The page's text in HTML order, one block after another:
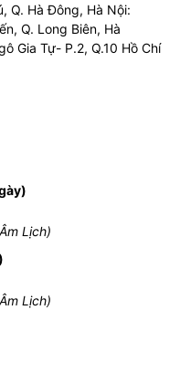
Q. Hà Đông, Hà Nội:
Q. Long Biên, Hà
Gia Tự- P.2, Q.10 Hồ Chí
Lịch)
Lịch)